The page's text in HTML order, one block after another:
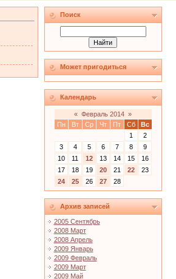
Поиск
Может пригодиться
Календарь
« Февраль 2014 »
Пн
Вт Ср Чт Пт Сб
Вс
1
2
3
4 5 6 7 8
9
10
11 12 13 14 15
16
17
18 19 20 21 22
23
24
25 26 27 28
Архив записей
2005 Сентябрь
2008 Март
2008 Апрель
2009 Январь
2009 Февраль
2009 Март
2009 Май